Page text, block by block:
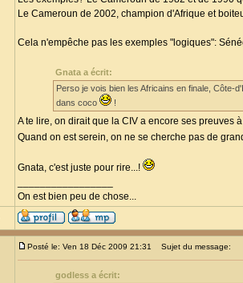
Le Cameroun de 2002, champion d'Afrique et
Cela n'empêche pas les exemples "logiques":
Gnata a écrit:
Perso je vois bien les Africains en finale, Côte-
dans coco
!
A te lire, on dirait que la CIV a encore ses preuves
Quand on est serein, on ne se cherche pas de
Gnata, c'est juste pour rire...!
On est bien peu de chose...
Posté le: Ven 18 Déc 2009 21:31 Sujet du message:
godless a écrit: